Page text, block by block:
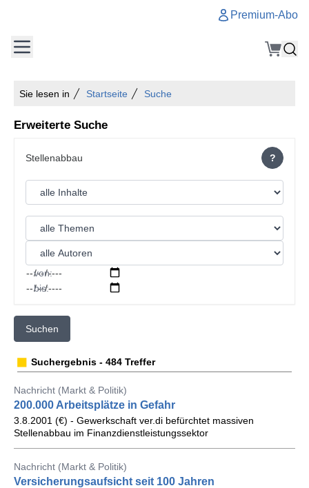
Premium-Abo
Sie lesen in Startseite Suche
Erweiterte Suche
?
von:
bis:
Suchen
Suchergebnis - 484 Treffer
Nachricht (Markt & Politik)
200.000 Arbeitsplätze in Gefahr
3.8.2001 (€) - Gewerkschaft ver.di befürchtet massiven
Stellenabbau im Finanzdienstleistungssektor
Nachricht (Markt & Politik)
Versicherungsaufsicht seit 100 Jahren